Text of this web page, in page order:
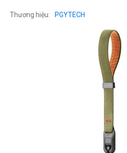
Thương hiệu PGYTECH